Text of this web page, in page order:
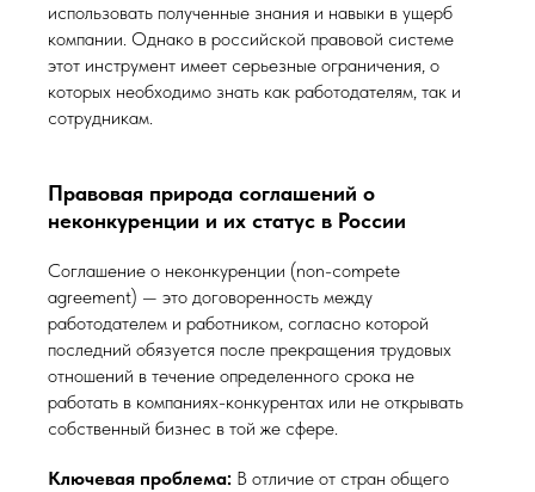
использовать полученные знания и навыки в ущерб
компании. Однако в российской правовой системе
этот инструмент имеет серьезные ограничения, о
которых необходимо знать как работодателям, так и
сотрудникам.
Правовая природа соглашений о
неконкуренции и их статус в России
Соглашение о неконкуренции (non-compete
agreement) — это договоренность между
работодателем и работником, согласно которой
последний обязуется после прекращения трудовых
отношений в течение определенного срока не
работать в компаниях-конкурентах или не открывать
собственный бизнес в той же сфере.
Ключевая проблема: В отличие от стран общего